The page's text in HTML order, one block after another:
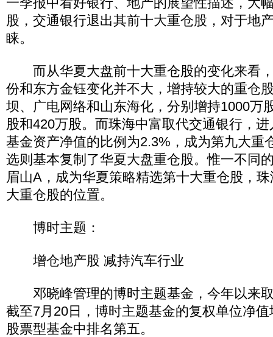
股，交通银行退出其前十大重仓股，对于地
睐。
而从华夏大盘前十大重仓股的变化来看
份和东方金钰变化并不大，增持较大的重仓
坝、广电网络和山东海化，分别增持1000万
股和420万股。而珠海中富取代交通银行，
基金资产净值的比例为2.3%，成为第九大重
选则基本复制了华夏大盘重仓股。惟一不同
眉山A，成为华夏策略精选第十大重仓股，
大重仓股的位置。
博时主题：
增仓地产股 减持汽车行业
邓晓峰管理的博时主题基金，今年以来
截至7月20日，博时主题基金的复权单位净
股票型基金中排名第五。